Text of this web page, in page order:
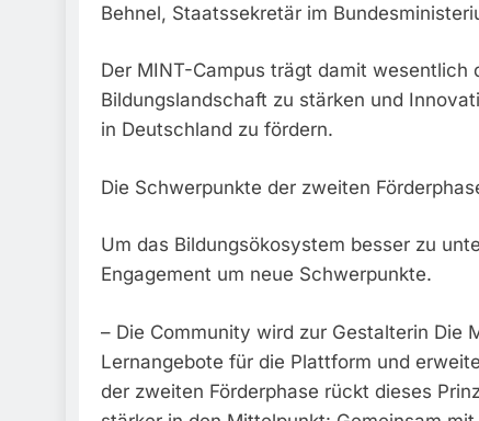
Behnel, Staatssekretär im
Der MINT-Campus trägt damit
Bildungslandschaft zu stärken und
in Deutschland zu fördern.
Die Schwerpunkte der zweiten
Um das Bildungsökosystem besser zu
Engagement um neue Schwerpunkte.
– Die Community wird zur Gestalterin Die
Lernangebote für die Plattform und
der zweiten Förderphase rückt dieses